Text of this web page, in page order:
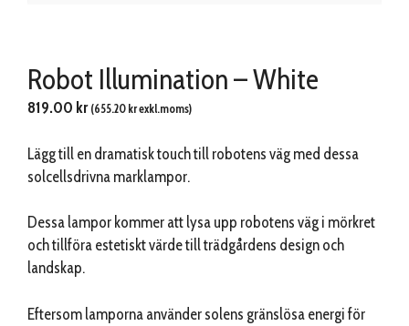
Robot Illumination – White
819.00 kr (655.20 krexkl.moms)
Lägg till en dramatisk touch till robotens väg med dessa
solcellsdrivna marklampor.
Dessa lampor kommer att lysa upp robotens väg i mörkret
och tillföra estetiskt värde till trädgårdens design och
landskap.
Eftersom lamporna använder solens gränslösa energi för